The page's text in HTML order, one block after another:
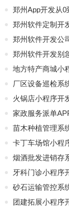
郑州App开发从
郑州软件定制开
郑州软件开发公
郑州软件开发别
地方特产商城小
厂区设备巡检系
火锅店小程序开
家政服务派单
苗木种植管理系
卡丁车场馆小程
烟酒批发进销存
牙科门诊小程序
砂石运输管控系
团建拓展小程序